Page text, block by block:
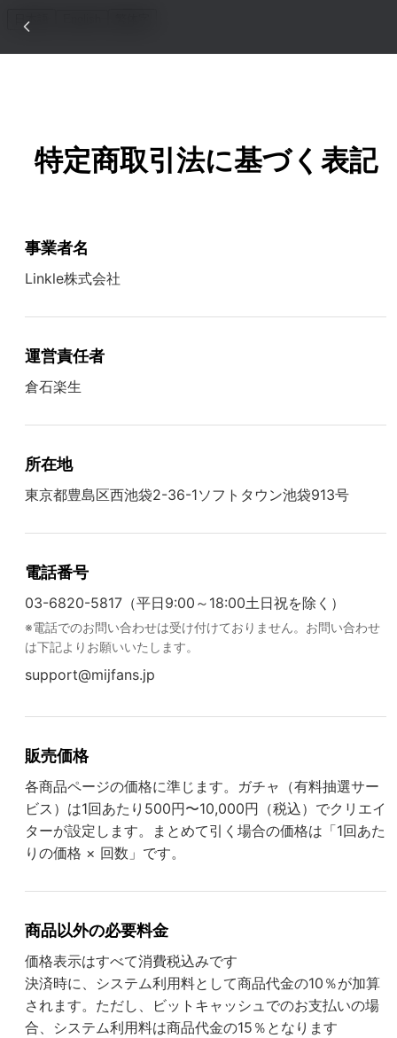
日本語
特定商取引法に基づく表記
事業者名
Linkle株式会社
運営責任者
倉石楽生
所在地
東京都豊島区西池袋2-36-1ソフトタウン池袋913号
電話番号
03-6820-5817（平日9:00～18:00土日祝を除く）
※電話でのお問い合わせは受け付けておりません。お問い合わせ
は下記よりお願いいたします。
support@mijfans.jp
販売価格
各商品ページの価格に準じます。ガチャ（有料抽選サー
ビス）は1回あたり500円〜10,000円（税込）でクリエイ
ターが設定します。まとめて引く場合の価格は「1回あた
りの価格 × 回数」です。
商品以外の必要料金
価格表示はすべて消費税込みです
決済時に、システム利用料として商品代金の10％が加算
されます。ただし、ビットキャッシュでのお支払いの場
合、システム利用料は商品代金の15％となります